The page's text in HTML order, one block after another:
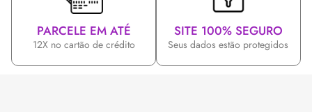
PARCELE EM ATÉ
12X no cartão de crédito
SITE 100% SEGURO
Seus dados estão protegidos